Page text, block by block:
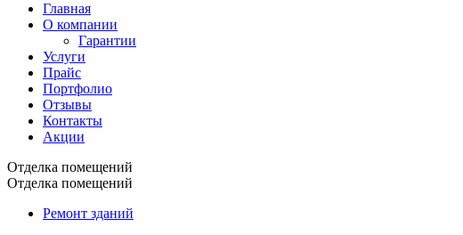
Главная
О компании
Гарантии
Услуги
Прайс
Портфолио
Отзывы
Контакты
Акции
Отделка помещений
Отделка помещений
Ремонт зданий